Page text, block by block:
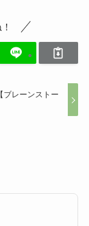
ブレーンストー